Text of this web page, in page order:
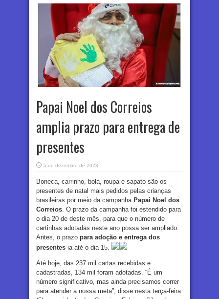
Papai Noel dos Correios
amplia prazo para entrega de
presentes
5 de dezembro de 2023
Boneca, carrinho, bola, roupa e sapato são os
presentes de natal mais pedidos pelas crianças
brasileiras por meio da campanha Papai Noel dos
Correios . O prazo da campanha foi estendido para
o dia 20 de deste mês, para que o número de
cartinhas adotadas neste ano possa ser ampliado.
Antes, o prazo para adoção e entrega dos
presentes ia até o dia 15.
Até hoje, das 237 mil cartas recebidas e
cadastradas, 134 mil foram adotadas. “É um
número significativo, mas ainda precisamos correr
para atender a nossa meta”, disse nesta terça-feira